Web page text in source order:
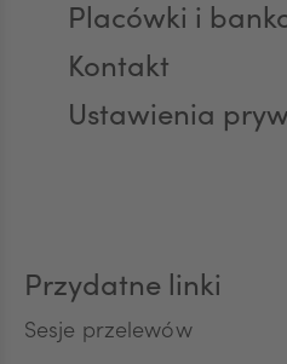
Placówki i
Kontakt
Ustawienia
Przydatne linki
Sesje przelewów